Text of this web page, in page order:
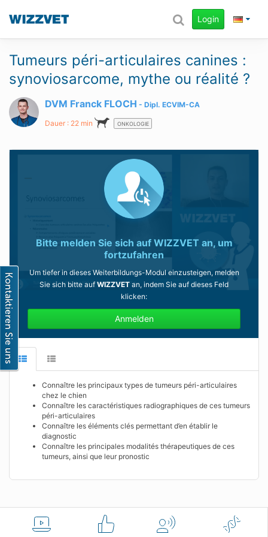
Login
Tumeurs péri-articulaires canines :
synoviosarcome, mythe ou réalité ?
DVM Franck FLOCH Dipl. ECVIM-CA
Dauer : 22 min ONKOLOGIE
Bitte melden Sie sich auf WIZZVET an, um
fortzufahren
Um tiefer in dieses Weiterbildungs-Modul einzusteigen, melden
Sie sich bitte auf WIZZVET an, indem Sie auf dieses Feld
klicken:
Anmelden
Connaître les principaux types de tumeurs péri-articulaires
chez le chien
Connaître les caractéristiques radiographiques de ces tumeurs
péri-articulaires
Connaître les éléments clés permettant d’en établir le
diagnostic
Connaître les principales modalités thérapeutiques de ces
tumeurs, ainsi que leur pronostic